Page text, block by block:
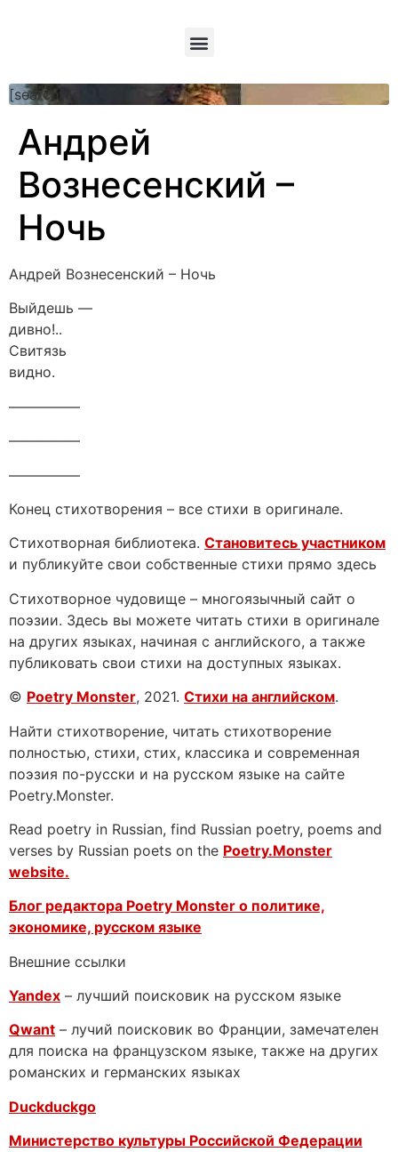
[searchform]
Андрей
Вознесенский –
Ночь
Андрей Вознесенский – Ночь
Выйдешь —
дивно!..
Свитязь
видно.
—————
—————
—————
Конец стихотворения – все стихи в оригинале.
Стихотворная библиотека. Становитесь участником
и публикуйте свои собственные стихи прямо здесь
Стихотворное чудовище – многоязычный сайт о
поэзии. Здесь вы можете читать стихи в оригинале
на других языках, начиная с английского, а также
публиковать свои стихи на доступных языках.
© Poetry Monster, 2021. Стихи на английском.
Найти стихотворение, читать стихотворение
полностью, стихи, стих, классика и современная
поэзия по-русски и на русском языке на сайте
Poetry.Monster.
Read poetry in Russian, find Russian poetry, poems and
verses by Russian poets on the Poetry.Monster
website.
Блог редактора Poetry Monster о политике,
экономике, русском языке
Внешние ссылки
Yandex – лучший поисковик на русском языке
Qwant – лучий поисковик во Франции, замечателен
для поиска на французском языке, также на других
романских и германских языках
Duckduckgo
Министерство культуры Российской Федерации